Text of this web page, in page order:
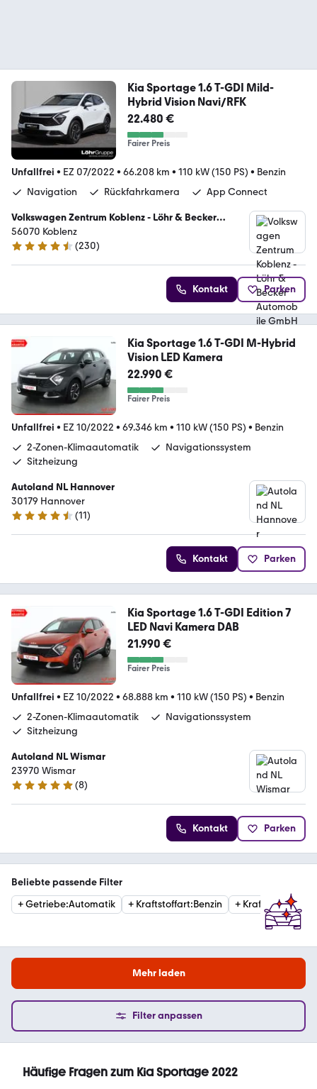
Kia Sportage 1.6 T-GDI Mild-
Hybrid Vision Navi/RFK
22.480 €
Fairer Preis
Unfallfrei • EZ 07/2022 • 66.208 km • 110 kW (150 PS) • Benzin
Navigation
Rückfahrkamera App Connect
Volkswagen Zentrum Koblenz - Löhr & Becker
Automobile GmbH
56070 Koblenz
4.6 Sterne
(230)
Kontakt Parken
Kia Sportage 1.6 T-GDI M-Hybrid
Vision LED Kamera
22.990 €
Fairer Preis
Unfallfrei • EZ 10/2022 • 69.346 km • 110 kW (150 PS) • Benzin
2-Zonen-Klimaautomatik
Navigationssystem
Sitzheizung
Autoland NL Hannover
30179 Hannover
4.7 Sterne
(11)
Kontakt Parken
Kia Sportage 1.6 T-GDI Edition 7
LED Navi Kamera DAB
21.990 €
Fairer Preis
Unfallfrei • EZ 10/2022 • 68.888 km • 110 kW (150 PS) • Benzin
2-Zonen-Klimaautomatik
Navigationssystem
Sitzheizung
Autoland NL Wismar
23970 Wismar
5 Sterne
(8)
Kontakt Parken
Beliebte passende Filter
+Getriebe:Automatik + Kraftstoffart:Benzin + Kraftstoffart
Mehr laden
Filter anpassen
Häufige Fragen zum Kia Sportage 2022